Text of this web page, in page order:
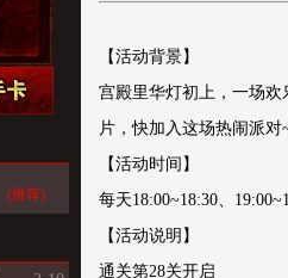
(推荐)
【活动背景】
宫殿里华灯初上，一场
片，快加入这场热闹派对
【活动时间】
每天18:00~18:30、
【活动说明】
通关第28关开启